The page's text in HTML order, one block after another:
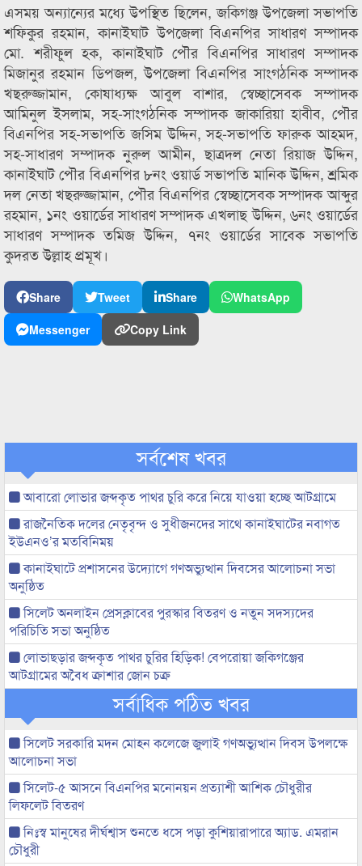
এসময় অন্যান্যের মধ্যে উপস্থিত ছিলেন, জকিগঞ্জ উপজেলা সভাপতি
শফিকুর রহমান, কানাইঘাট উপজেলা বিএনপির সাধারণ সম্পাদক
মো. শরীফুল হক, কানাইঘাট পৌর বিএনপির সাধারণ সম্পাদক
মিজানুর রহমান ডিপজল, উপজেলা বিএনপির সাংগঠনিক সম্পাদক
খছরুজ্জামান, কোষাধ্যক্ষ আবুল বাশার, স্বেচ্ছাসেবক সম্পাদক
আমিনুল ইসলাম, সহ-সাংগঠনিক সম্পাদক জাকারিয়া হাবীব, পৌর
বিএনপির সহ-সভাপতি জসিম উদ্দিন, সহ-সভাপতি ফারুক আহমদ,
সহ-সাধারণ সম্পাদক নুরুল আমীন, ছাত্রদল নেতা রিয়াজ উদ্দিন,
কানাইঘাট পৌর বিএনপির ৮নং ওয়ার্ড সভাপতি মানিক উদ্দিন, শ্রমিক
দল নেতা খছরুজ্জামান, পৌর বিএনপির স্বেচ্ছাসেবক সম্পাদক আব্দুর
রহমান, ১নং ওয়ার্ডের সাধারণ সম্পাদক এখলাছ উদ্দিন, ৬নং ওয়ার্ডের
সাধারণ সম্পাদক তমিজ উদ্দিন, ৭নং ওয়ার্ডের সাবেক সভাপতি
কুদরত উল্লাহ প্রমূখ।
Share Tweet Share
WhatsApp
Messenger
Copy Link
সর্বশেষ খবর
আবারো লোভার জব্দকৃত পাথর চুরি করে নিয়ে যাওয়া হচ্ছে আটগ্রামে
রাজনৈতিক দলের নেতৃবৃন্দ ও সুধীজনদের সাথে কানাইঘাটের নবাগত
ইউএনও’র মতবিনিময়
কানাইঘাটে প্রশাসনের উদ্যোগে গণঅভ্যুত্থান দিবসের আলোচনা সভা
অনুষ্ঠিত
সিলেট অনলাইন প্রেসক্লাবের পুরস্কার বিতরণ ও নতুন সদস্যদের
পরিচিতি সভা অনুষ্ঠিত
লোভাছড়ার জব্দকৃত পাথর চুরির হিড়িক! বেপরোয়া জকিগঞ্জের
আটগ্রামের অবৈধ ক্রাশার জোন চক্র
সর্বাধিক পঠিত খবর
সিলেট সরকারি মদন মোহন কলেজে জুলাই গণঅভ্যুত্থান দিবস উপলক্ষে
আলোচনা সভা
সিলেট-৫ আসনে বিএনপির মনোনয়ন প্রত্যাশী আশিক চৌধুরীর
লিফলেট বিতরণ
নিঃস্ব মানুষের দীর্ঘশ্বাস শুনতে ধসে পড়া কুশিয়ারাপারে অ্যাড. এমরান
চৌধুরী